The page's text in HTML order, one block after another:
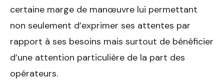
certaine marge de manœuvre lui permettant
non seulement d’exprimer ses attentes par
rapport à ses besoins mais surtout de bénéficier
d’une attention particulière de la part des
opérateurs.